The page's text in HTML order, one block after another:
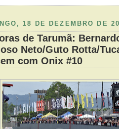
18 DE DEZEMBRO DE
de Tarumã:
Neto/Guto Rotta/
com Onix #10